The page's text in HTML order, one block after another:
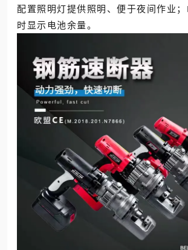
配置照明灯提供照明、便于夜间作业
时显示电池余量。